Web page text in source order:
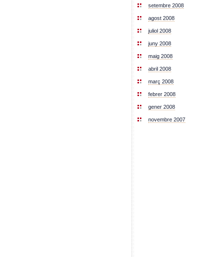
setembre 2008
agost 2008
juliol 2008
juny 2008
maig 2008
abril 2008
març 2008
febrer 2008
gener 2008
novembre 2007